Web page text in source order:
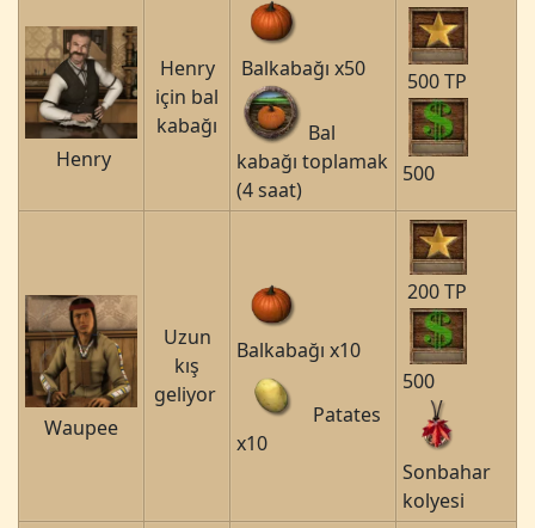
Henry
Henry
için bal
kabağı
Balkabağı x50
Bal
kabağı toplamak
(4 saat)
500 TP
500
Waupee
Uzun
kış
geliyor
Balkabağı x10
Patates
x10
200 TP
500
Sonbahar
kolyesi